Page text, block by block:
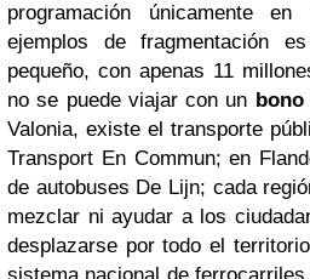
programación únicamente en
ejemplos de fragmentación
pequeño, con apenas 11
no se puede viajar con un bono
Valonia, existe el transporte
Transport En Commun; en
de autobuses De Lijn; cada
mezclar ni ayudar a los
desplazarse por todo el